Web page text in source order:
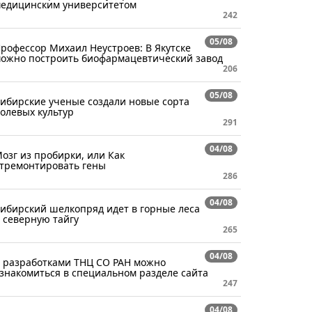
университетом
242
05/08
Михаил Неустроев: В Якутске
построить биофармацевтический завод
206
05/08
ученые создали новые сорта
культур
291
04/08
из пробирки, или Как
гены
286
04/08
шелкопряд идет в горные леса
северную тайгу
265
04/08
разработками ТНЦ СО РАН можно
в специальном разделе сайта
247
04/08